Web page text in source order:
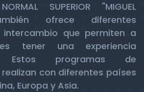
SUPERIOR "MIGUEL
ofrece diferentes
que permiten a
tener una experiencia
Estos programas de
con diferentes países
Europa y Asia.